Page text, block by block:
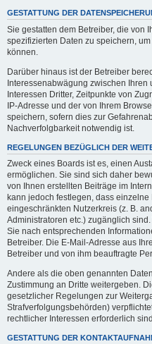
GESTATTUNG DER
Sie gestatten dem Betreiber, die von
spezifizierten Daten zu speichern,
können.
Darüber hinaus ist der Betreiber
Interessenabwägung zwischen
Interessen Dritter, Zeitpunkte von
IP-Adresse und der von Ihrem
speichern, sofern dies zur
Nachverfolgbarkeit notwendig ist.
REGELUNGEN BEZÜGLICH DER
Zweck eines Boards ist es, einen
ermöglichen. Sie sind sich daher
von Ihnen erstellten Beiträge im
kann jedoch festlegen, dass
eingeschränkten Nutzerkreis (z. B.
Administratoren etc.) zugänglich
Sie nach entsprechenden
Betreiber. Die E-Mail-Adresse aus
Betreiber und von ihm beauftragte
Andere als die oben genannten
Zustimmung an Dritte weitergeben.
gesetzlicher Regelungen zur
Strafverfolgungsbehörden)
rechtlicher Interessen erforderlich sind.
GESTATTUNG DER